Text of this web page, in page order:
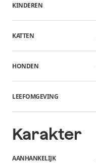
KINDEREN
KATTEN
HONDEN
LEEFOMGEVING
Karakter
AANHANKELIJK